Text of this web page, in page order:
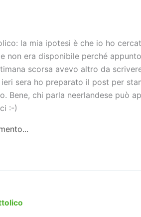
la mia ipotesi è che io ho
e non era disponibile perché
scorsa avevo altro da
sera ho preparato il post per
Bene, chi parla neerlandese può
:-)